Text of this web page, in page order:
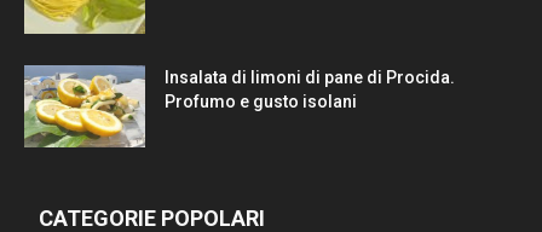
Insalata di limoni di pane di Procida.
Profumo e gusto isolani
CATEGORIE POPOLARI